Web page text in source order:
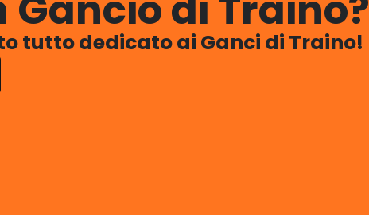
tutto dedicato ai Ganci di Traino!